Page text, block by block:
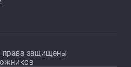
защищены